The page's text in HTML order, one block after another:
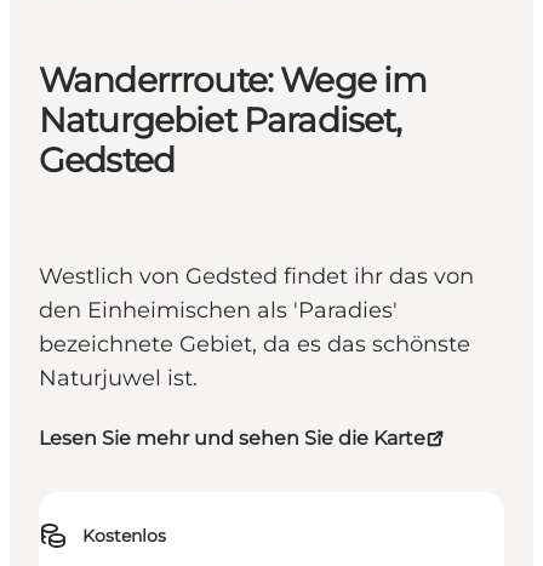
Wanderrroute: Wege im
Naturgebiet Paradiset,
Gedsted
Westlich von Gedsted findet ihr das von
den Einheimischen als 'Paradies'
bezeichnete Gebiet, da es das schönste
Naturjuwel ist.
Lesen Sie mehr und sehen Sie die Karte
Kostenlos